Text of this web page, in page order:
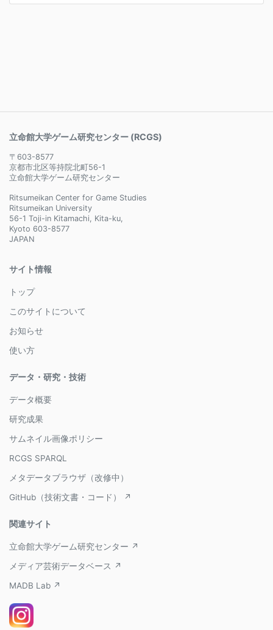
立命館大学ゲーム研究センター (RCGS)
〒603-8577
京都市北区等持院北町56-1
立命館大学ゲーム研究センター
Ritsumeikan Center for Game Studies
Ritsumeikan University
56-1 Toji-in Kitamachi, Kita-ku,
Kyoto 603-8577
JAPAN
サイト情報
トップ
このサイトについて
お知らせ
使い方
データ・研究・技術
データ概要
研究成果
サムネイル画像ポリシー
RCGS SPARQL
メタデータブラウザ（改修中）
GitHub（技術文書・コード） ↗
関連サイト
立命館大学ゲーム研究センター ↗
メディア芸術データベース ↗
MADB Lab ↗